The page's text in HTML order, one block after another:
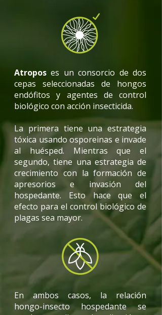
Atropos es un consorcio de dos
cepas seleccionadas de hongos
endófitos y agentes de control
biológico con acción insecticida.
La primera tiene una estrategia
tóxica usando osporeinas e invade
al huésped. Mientras que el
segundo, tiene una estrategia de
crecimiento con la formación de
apresorios e invasión del
hospedante. Esto hace que el
efecto para el control biológico de
plagas sea mayor.
En ambos casos, la relación
hongo-insecto hospedante se